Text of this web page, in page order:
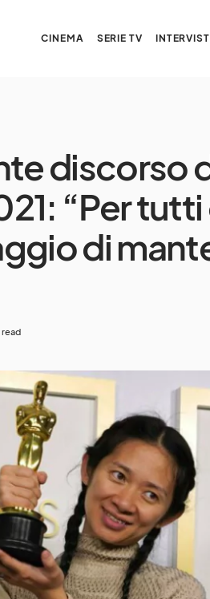
CINEMA SERIE TV
discorso
“Per
di
read